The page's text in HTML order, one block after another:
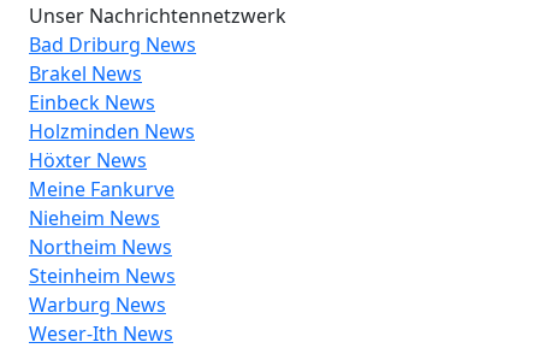
Unser Nachrichtennetzwerk
Bad Driburg News
Brakel News
Einbeck News
Holzminden News
Höxter News
Meine Fankurve
Nieheim News
Northeim News
Steinheim News
Warburg News
Weser-Ith News